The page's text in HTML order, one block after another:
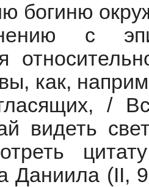
богиню
с
как,
/
видеть
Даниила (II,